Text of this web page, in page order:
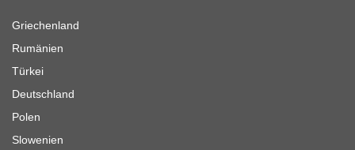
Griechenland
Rumänien
Türkei
Deutschland
Polen
Slowenien